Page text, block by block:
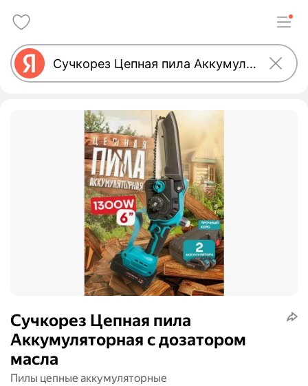
Cучкорез Цепная пила
Аккумуляторная с дозатором
масла
Пилы цепные аккумуляторные